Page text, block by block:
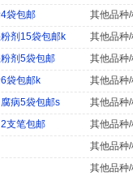
袋包邮
其他品种
剂15袋包邮k
其他品种
剂5袋包邮
其他品种
袋包邮k
其他品种
病5袋包邮s
其他品种
支笔包邮
其他品种
其他品种
其他品种